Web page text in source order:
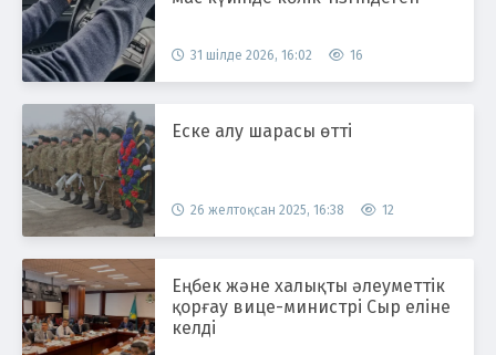
31 шілде 2026, 16:02 16
Еске алу шарасы өтті
26 желтоқсан 2025, 16:38 12
Еңбек және халықты әлеуметтік
қорғау вице-министрі Сыр еліне
келді